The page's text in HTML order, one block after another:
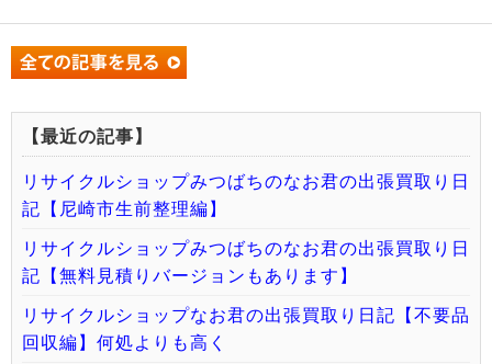
【最近の記事】
リサイクルショップみつばちのなお君の出張買取り日
記【尼崎市生前整理編】
リサイクルショップみつばちのなお君の出張買取り日
記【無料見積りバージョンもあります】
リサイクルショップなお君の出張買取り日記【不要品
回収編】何処よりも高く